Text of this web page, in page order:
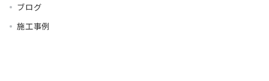
ブログ
施工事例